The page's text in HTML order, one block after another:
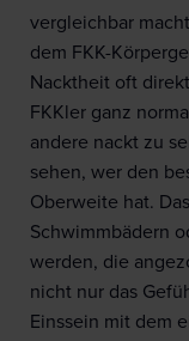
vergleichbar
dem FKK-
Nacktheit oft
FKKler ganz
andere nackt zu
sehen, wer den
Oberweite hat.
Schwimmbädern
werden, die
nicht nur das
Einssein mit dem